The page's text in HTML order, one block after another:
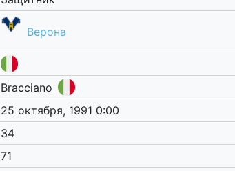
Верона
Bracciano
25 октября, 1991 0:00
34
71